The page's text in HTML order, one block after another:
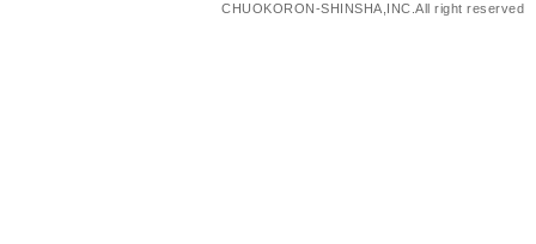
CHUOKORON-SHINSHA,INC.All right reserved